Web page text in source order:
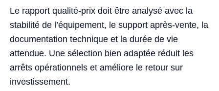
Le rapport qualité-prix doit être analysé avec la
stabilité de l’équipement, le support après-vente, la
documentation technique et la durée de vie
attendue. Une sélection bien adaptée réduit les
arrêts opérationnels et améliore le retour sur
investissement.